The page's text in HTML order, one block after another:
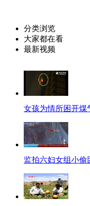
分类浏览
大家都在看
最新视频
女孩为情所困开煤
监拍六妇女组小偷